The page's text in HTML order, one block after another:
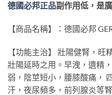
德國必邦正品副作用低，是
【商品名稱】：德國必邦
【功能主治】 壯陽健腎，
壯陽延時之用。早洩，遺精
弱，陰莖短小，腰膝酸痛，
汗，夜尿頻多，前列腺炎等